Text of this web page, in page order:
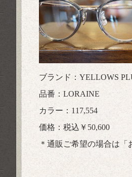
ブランド：YELLOWS
品番：LORAINE
カラー：117,554
価格：税込￥50,600
＊通販ご希望の場合は「